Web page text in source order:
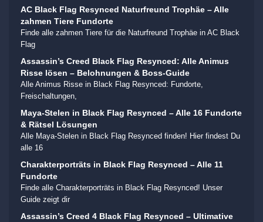
AC Black Flag Resynced Naturfreund Trophäe – Alle
zahmen Tiere Fundorte
Finde alle zahmen Tiere für die Naturfreund Trophäe in AC Black
Flag
Assassin’s Creed Black Flag Resynced: Alle Animus
Risse lösen – Belohnungen & Boss-Guide
Alle Animus Risse in Black Flag Resynced: Fundorte,
Freischaltungen,
Maya-Stelen in Black Flag Resynced – Alle 16 Fundorte
& Rätsel Lösungen
Alle Maya-Stelen in Black Flag Resynced finden! Hier findest Du
alle 16
Charakterporträts in Black Flag Resynced – Alle 11
Fundorte
Finde alle Charakterporträts in Black Flag Resynced! Unser
Guide zeigt dir
Assassin’s Creed 4 Black Flag Resynced – Ultimative